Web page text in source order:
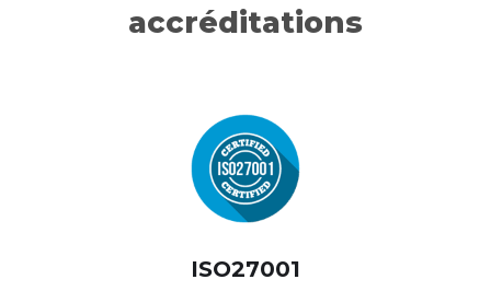
accréditations
ISO27001